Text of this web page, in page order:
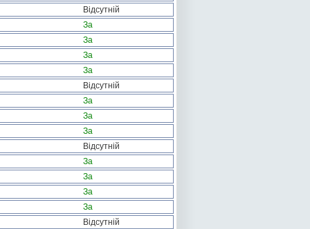
Відсутній
За
За
За
За
Відсутній
За
За
За
Відсутній
За
За
За
За
Відсутній